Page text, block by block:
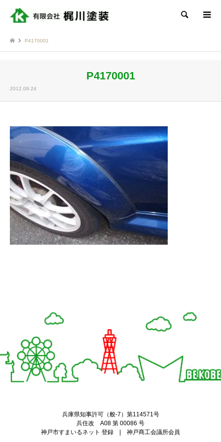
検索
P4170001
P4170001
2012.09.24
兵庫県知事許可（般-7）第114571号
兵住改 A08 第 00086 号
神戸市すまいるネット 登録 | 神戸商工会議所会員